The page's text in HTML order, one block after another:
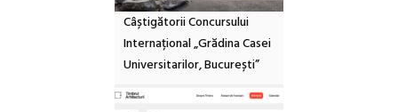
Câștigătorii Concursului
Internațional „Grădina Casei
Universitarilor, București”